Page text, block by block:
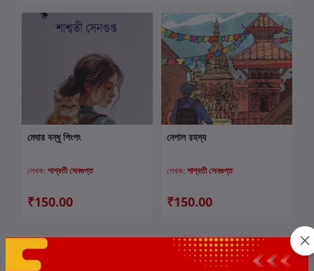
কার্টে যোগ করুন
মেঘার বন্ধু পিংপং
লেখক: শাশ্বতী সেনগুপ্ত
₹150.00
কার্টে যোগ করুন
নেপাল রহস্য
লেখক: শাশ্বতী সেনগুপ্ত
₹150.00